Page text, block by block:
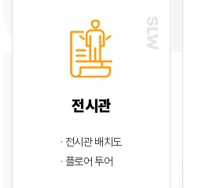
전시관
· 전시관 배치도
· 플로어 투어